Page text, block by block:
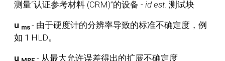
测量“认证参考材料 (CRM)”的设备 - id est. 测试块
u ms - 由于硬度计的分辨率导致的标准不确定度，例
如 1 HLD。
u - 从最大允许误差得出的扩展不确定度